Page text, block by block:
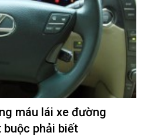
máu lái xe đường
phải biết